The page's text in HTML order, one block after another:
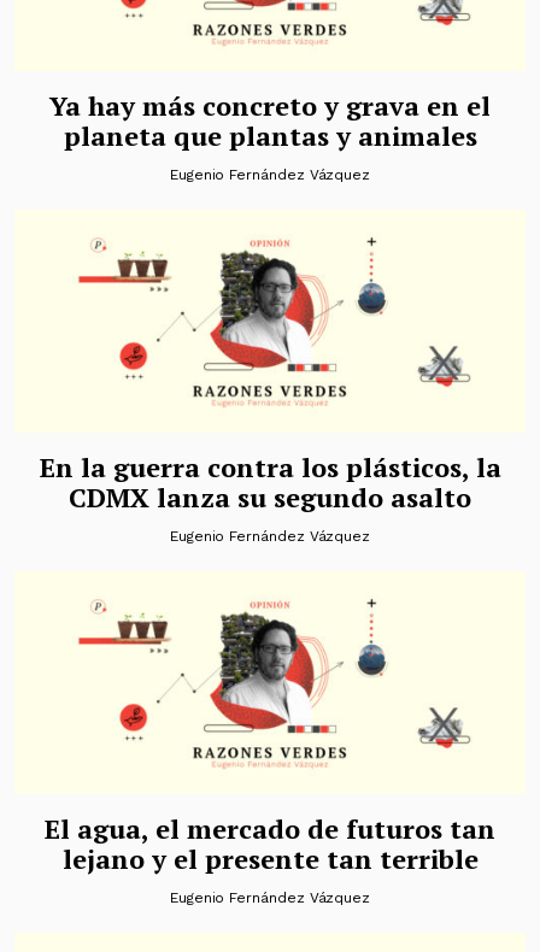
Ya hay más concreto y grava en el
planeta que plantas y animales
Eugenio Fernández Vázquez
En la guerra contra los plásticos, la
CDMX lanza su segundo asalto
Eugenio Fernández Vázquez
El agua, el mercado de futuros tan
lejano y el presente tan terrible
Eugenio Fernández Vázquez